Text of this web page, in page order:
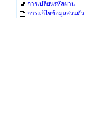
การเปลี่ยนรหัสผ่าน
การแก้ไขข้อมูลส่วนตัว